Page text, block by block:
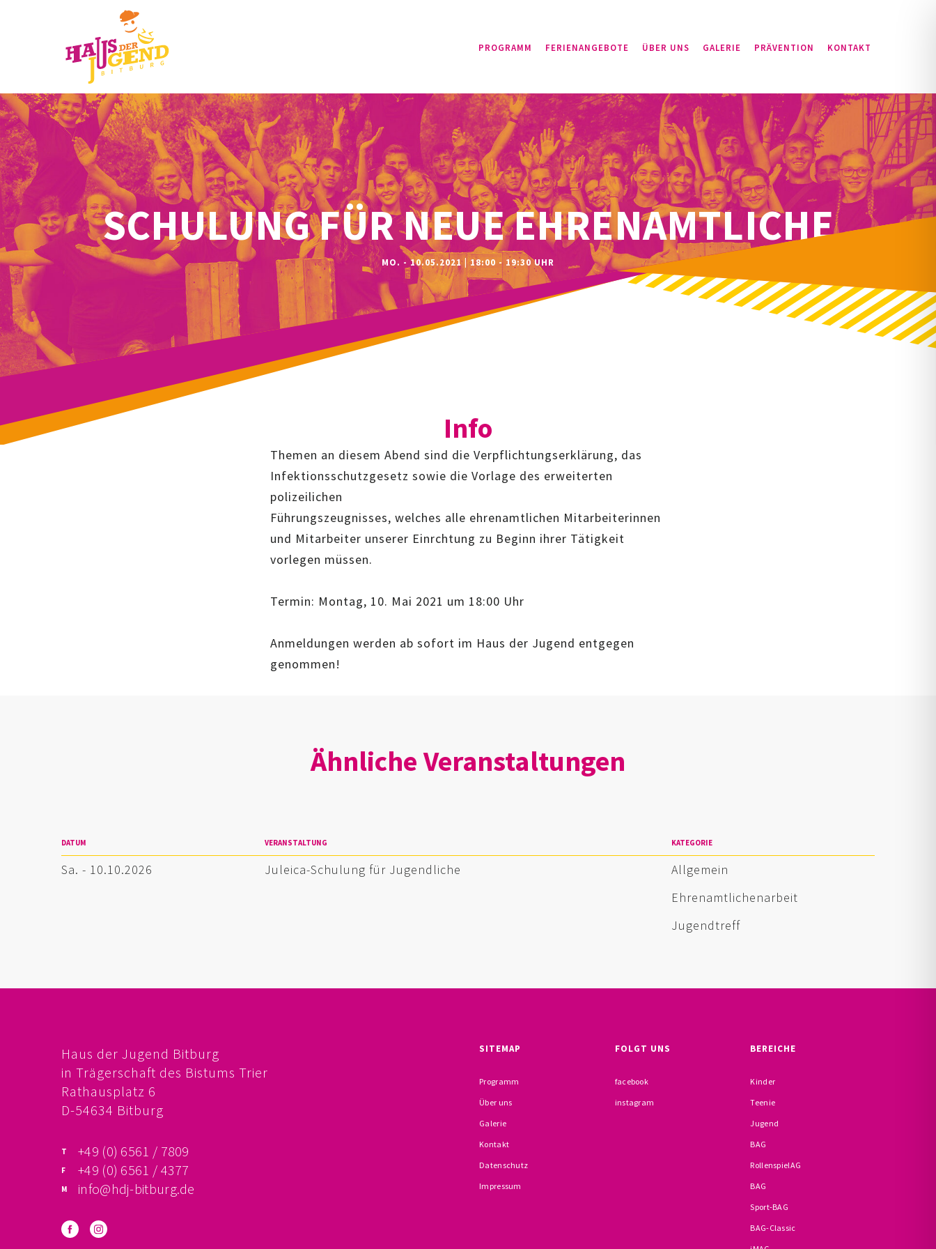
PROGRAMM FERIENANGEBOTE ÜBER UNS GALERIE PRÄVENTION KONTAKT
SCHULUNG FÜR NEUE EHRENAMTLICHE
MO. - 10.05.2021 | 18:00 - 19:30 UHR
Info
Themen an diesem Abend sind die Verpflichtungserklärung, das
Infektionsschutzgesetz sowie die Vorlage des erweiterten
polizeilichen
Führungszeugnisses, welches alle ehrenamtlichen Mitarbeiterinnen
und Mitarbeiter unserer Einrchtung zu Beginn ihrer Tätigkeit
vorlegen müssen.
Termin: Montag, 10. Mai 2021 um 18:00 Uhr
Anmeldungen werden ab sofort im Haus der Jugend entgegen
genommen!
Ähnliche Veranstaltungen
DATUM VERANSTALTUNG KATEGORIE
Sa. - 10.10.2026 Juleica-Schulung für Jugendliche
Allgemein
Ehrenamtlichenarbeit
Jugendtreff
Haus der Jugend Bitburg
in Trägerschaft des Bistums Trier
Rathausplatz 6
D-54634 Bitburg
+49 (0) 6561 / 7809
+49 (0) 6561 / 4377
info@hdj-bitburg.de
SITEMAP
Programm
Über uns
Galerie
Kontakt
Datenschutz
Impressum
FOLGT UNS
facebook
instagram
BEREICHE
Kinder
Teenie
Jugend
BAG
RollenspielAG
BAG
Sport-BAG
BAG-Classic